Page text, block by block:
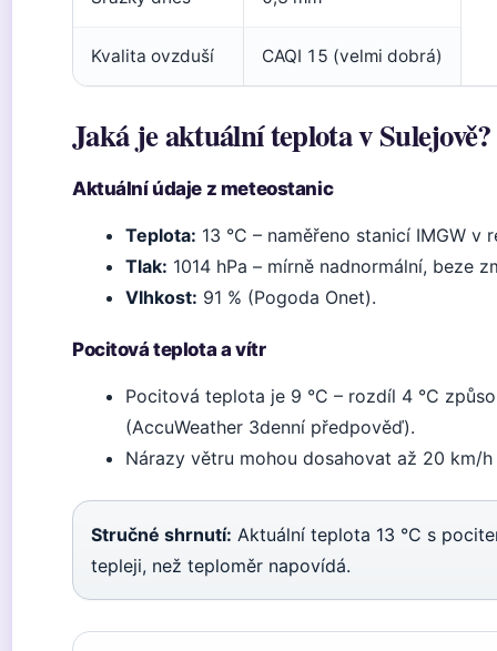
Kvalita ovzduší CAQI 15 (velmi dobrá)
Jaká je aktuální teplota v Sulejově?
Aktuální údaje z meteostanic
Teplota: 13 °C – naměřeno stanicí IMGW v
Tlak: 1014 hPa – mírně nadnormální, beze
Vlhkost: 91 % (Pogoda Onet).
Pocitová teplota a vítr
Pocitová teplota je 9 °C – rozdíl 4 °C
(AccuWeather 3denní předpověď).
Nárazy větru mohou dosahovat až 20 km/
Stručné shrnutí: Aktuální teplota 13 °C s
tepleji, než teploměr napovídá.